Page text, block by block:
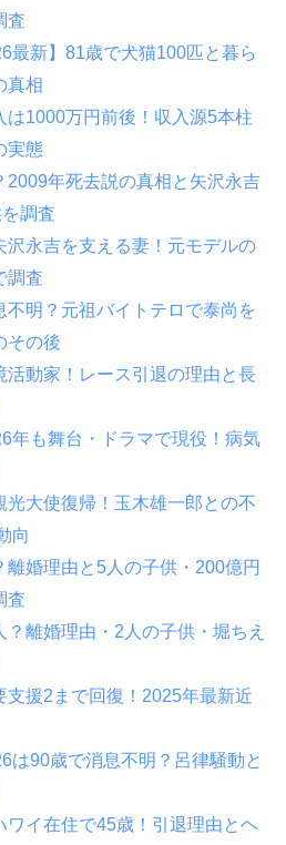
査
最新】81歳で犬猫100匹と暮ら
真相
は1000万円前後！収入源5本柱
実態
2009年死去説の真相と矢沢永吉
調査
沢永吉を支える妻！元モデルの
調査
不明？元祖バイトテロで泰尚を
その後
活動家！レース引退の理由と長
年も舞台・ドラマで現役！病気
光大使復帰！玉木雄一郎との不
向
婚理由と5人の子供・200億円
査
離婚理由・2人の子供・堀ちえ
支援2まで回復！2025年最新近
は90歳で消息不明？呂律騒動と
ワイ在住で45歳！引退理由とヘ